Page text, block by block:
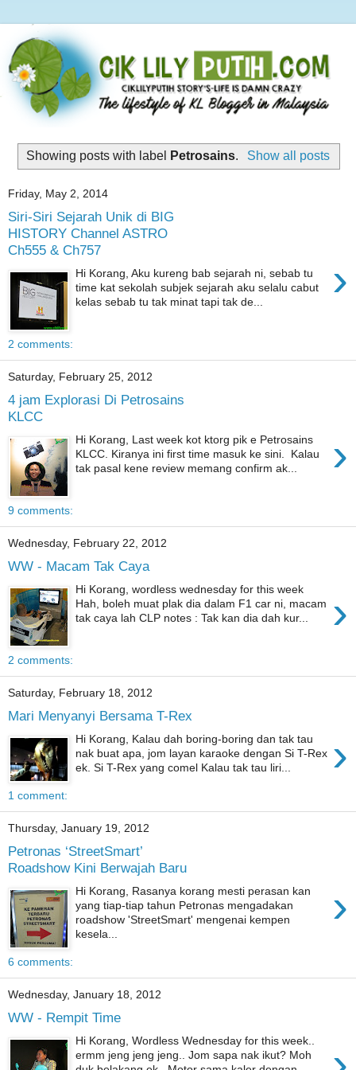
Showing posts with label Petrosains. Show all posts
Friday, May 2, 2014
Siri-Siri Sejarah Unik di BIG
HISTORY Channel ASTRO
Ch555 & Ch757
›
Hi Korang, Aku kureng bab sejarah ni, sebab tu
time kat sekolah subjek sejarah aku selalu cabut
kelas sebab tu tak minat tapi tak de...
2 comments:
Saturday, February 25, 2012
4 jam Explorasi Di Petrosains
KLCC
›
Hi Korang, Last week kot ktorg pik e Petrosains
KLCC. Kiranya ini first time masuk ke sini. Kalau
tak pasal kene review memang confirm ak...
9 comments:
Wednesday, February 22, 2012
WW - Macam Tak Caya
›
Hi Korang, wordless wednesday for this week
Hah, boleh muat plak dia dalam F1 car ni, macam
tak caya lah CLP notes : Tak kan dia dah kur...
2 comments:
Saturday, February 18, 2012
Mari Menyanyi Bersama T-Rex
›
Hi Korang, Kalau dah boring-boring dan tak tau
nak buat apa, jom layan karaoke dengan Si T-Rex
ek. Si T-Rex yang comel Kalau tak tau liri...
1 comment:
Thursday, January 19, 2012
Petronas ‘StreetSmart’
Roadshow Kini Berwajah Baru
›
Hi Korang, Rasanya korang mesti perasan kan
yang tiap-tiap tahun Petronas mengadakan
roadshow 'StreetSmart' mengenai kempen
kesela...
6 comments:
Wednesday, January 18, 2012
WW - Rempit Time
Hi Korang, Wordless Wednesday for this week..
ermm jeng jeng jeng.. Jom sapa nak ikut? Moh